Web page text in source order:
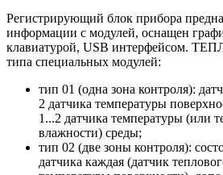
Регистрирующий блок прибора
информации с модулей, оснащен
клавиатурой, USB интерфейсом.
типа специальных модулей:
тип 01 (одна зона контроля):
2 датчика температуры
1...2 датчика температуры (или
влажности) среды;
тип 02 (две зоны контроля):
датчика каждая (датчик